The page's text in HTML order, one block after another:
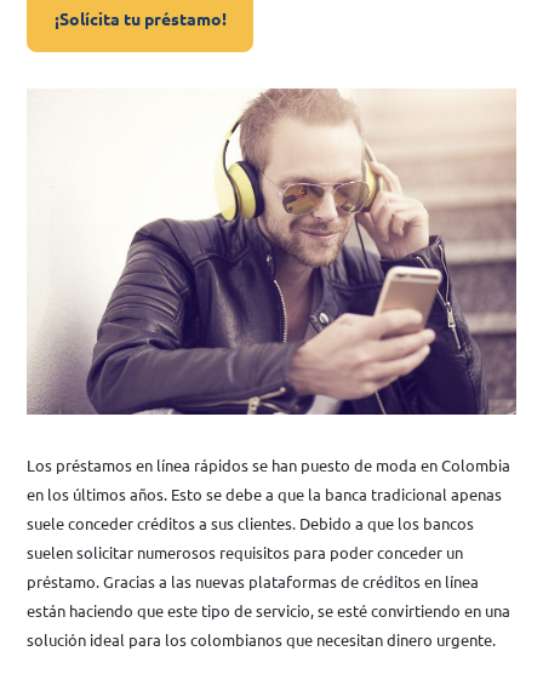
¡Solícita tu préstamo!
​​​​​​​Los préstamos en línea rápidos se han puesto de moda en Colombia
en los últimos años. Esto se debe a que la banca tradicional apenas
suele conceder créditos a sus clientes. Debido a que los bancos
suelen solicitar numerosos requisitos para poder conceder un
préstamo. Gracias a las nuevas plataformas de créditos en línea
están haciendo que este tipo de servicio, se esté convirtiendo en una
solución ideal para los colombianos que necesitan dinero urgente.